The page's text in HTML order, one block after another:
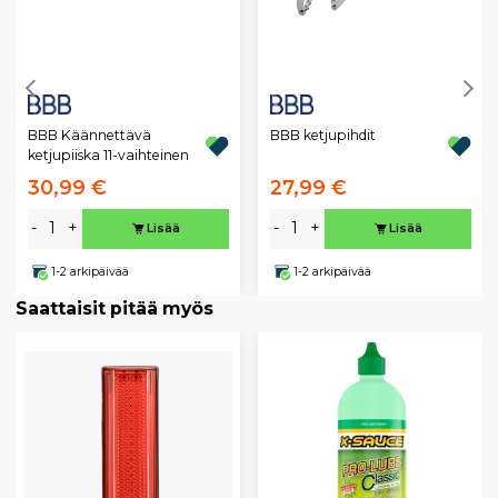
BBB Käännettävä
ketjupiiska 11-vaihteinen
30,99 €
- + Lisää
1-2 arkipäivää
BBB ketjupihdit
27,99 €
- + Lisää
1-2 arkipäivää
Saattaisit pitää myös